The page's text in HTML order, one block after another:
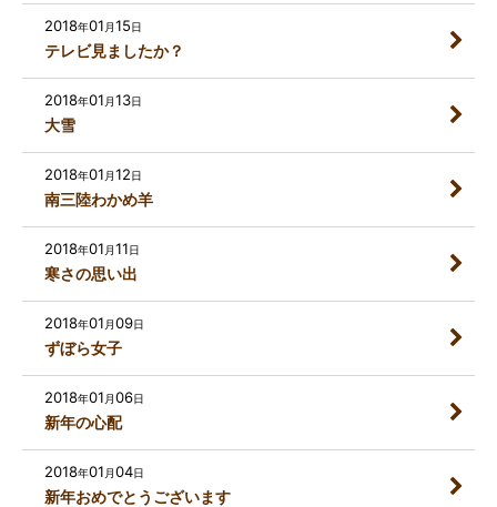
2018年01 月15日
テレビ見ましたか？
2018年01 月13日
大雪
2018年01 月12日
南三陸わかめ羊
2018年01 月11日
寒さの思い出
2018年01 月09日
ずぼら女子
2018年01 月06日
新年の心配
2018年01 月04日
新年おめでとうございます